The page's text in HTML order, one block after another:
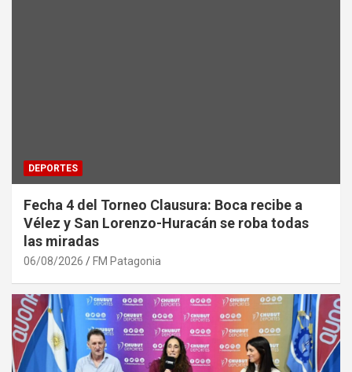
DEPORTES
Fecha 4 del Torneo Clausura: Boca recibe a
Vélez y San Lorenzo-Huracán se roba todas
las miradas
06/08/2026 FM Patagonia